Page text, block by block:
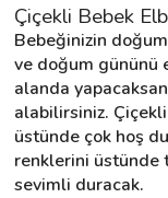
Çiçekli Bebek
Bebeğinizin
ve doğum gününü
alanda
alabilirsiniz.
üstünde çok hoş
renklerini üstünde
sevimli duracak.